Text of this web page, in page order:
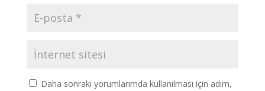
Daha sonraki yorumlarımda kullanılması için adım,